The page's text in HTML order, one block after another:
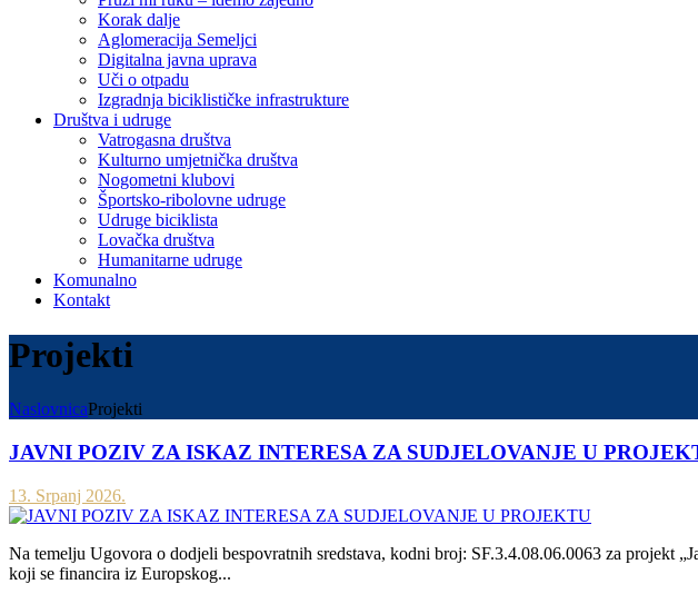
Korak dalje
Aglomeracija Semeljci
Digitalna javna uprava
Uči o otpadu
Izgradnja biciklističke infrastrukture
Društva i udruge
Vatrogasna društva
Kulturno umjetnička društva
Nogometni klubovi
Športsko-ribolovne udruge
Udruge biciklista
Lovačka društva
Humanitarne udruge
Komunalno
Kontakt
Projekti
NaslovnicaProjekti
JAVNI POZIV ZA ISKAZ INTERESA ZA SUDJELOVANJE U
13. Srpanj 2026.
Na temelju Ugovora o dodjeli bespovratnih sredstava, kodni broj: SF.3.4.08.06.0063 za projekt
koji se financira iz Europskog...